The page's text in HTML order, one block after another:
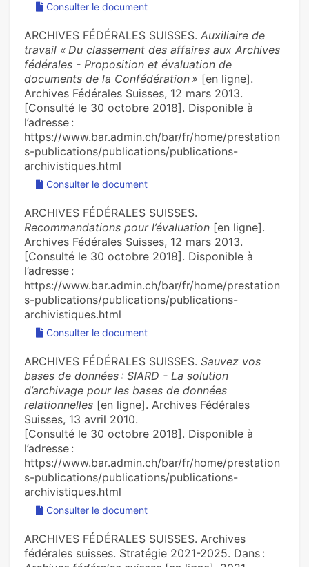
Consulter le document
ARCHIVES FÉDÉRALES SUISSES. Auxiliaire de
travail « Du classement des affaires aux Archives
fédérales - Proposition et évaluation de
documents de la Confédération » [en ligne].
Archives Fédérales Suisses, 12 mars 2013.
[Consulté le 30 octobre 2018]. Disponible à
l’adresse :
https://www.bar.admin.ch/bar/fr/home/prestation
s-publications/publications/publications-
archivistiques.html
Consulter le document
ARCHIVES FÉDÉRALES SUISSES.
Recommandations pour l’évaluation [en ligne].
Archives Fédérales Suisses, 12 mars 2013.
[Consulté le 30 octobre 2018]. Disponible à
l’adresse :
https://www.bar.admin.ch/bar/fr/home/prestation
s-publications/publications/publications-
archivistiques.html
Consulter le document
ARCHIVES FÉDÉRALES SUISSES. Sauvez vos
bases de données : SIARD - La solution
d’archivage pour les bases de données
relationnelles [en ligne]. Archives Fédérales
Suisses, 13 avril 2010.
[Consulté le 30 octobre 2018]. Disponible à
l’adresse :
https://www.bar.admin.ch/bar/fr/home/prestation
s-publications/publications/publications-
archivistiques.html
Consulter le document
ARCHIVES FÉDÉRALES SUISSES. Archives
fédérales suisses. Stratégie 2021-2025. Dans :